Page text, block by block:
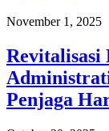
November 1, 2025
Revitalisasi
Penjaga